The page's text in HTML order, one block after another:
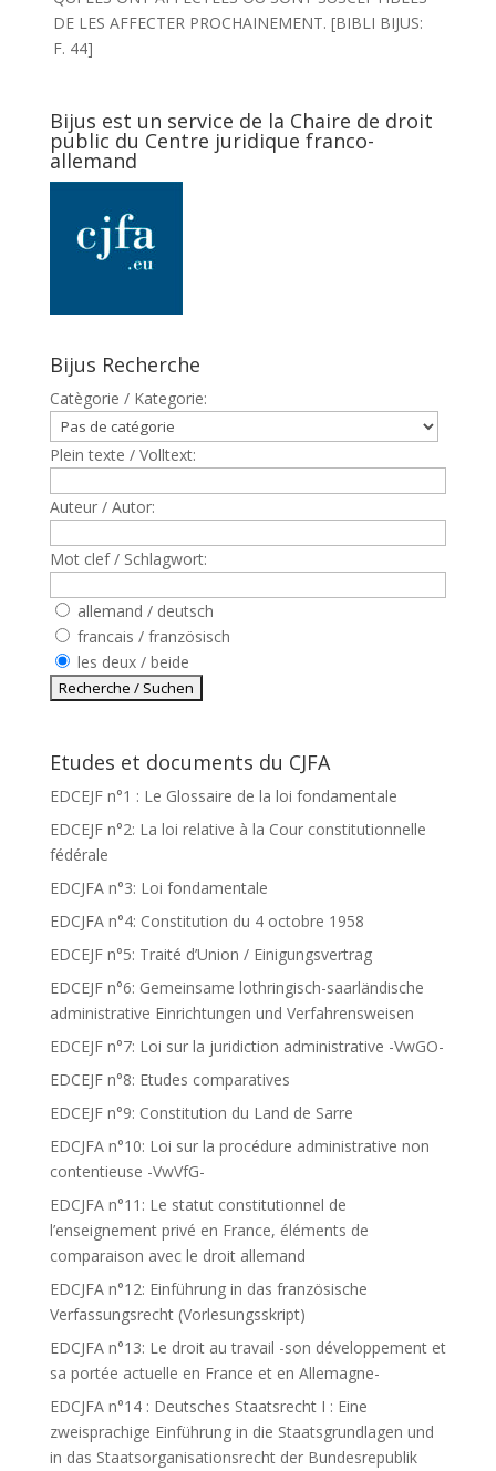
DE LES AFFECTER PROCHAINEMENT. [BIBLI BIJUS:
F. 44]
Bijus est un service de la Chaire de droit
public du Centre juridique franco-
allemand
Bijus Recherche
Catègorie / Kategorie:
Plein texte / Volltext:
Auteur / Autor:
Mot clef / Schlagwort:
allemand / deutsch
francais / französisch
les deux / beide
Etudes et documents du CJFA
EDCEJF n°1 : Le Glossaire de la loi fondamentale
EDCEJF n°2: La loi relative à la Cour constitutionnelle
fédérale
EDCJFA n°3: Loi fondamentale
EDCJFA n°4: Constitution du 4 octobre 1958
EDCEJF n°5: Traité d’Union / Einigungsvertrag
EDCEJF n°6: Gemeinsame lothringisch-saarländische
administrative Einrichtungen und Verfahrensweisen
EDCEJF n°7: Loi sur la juridiction administrative -VwGO-
EDCEJF n°8: Etudes comparatives
EDCEJF n°9: Constitution du Land de Sarre
EDCJFA n°10: Loi sur la procédure administrative non
contentieuse -VwVfG-
EDCJFA n°11: Le statut constitutionnel de
l’enseignement privé en France, éléments de
comparaison avec le droit allemand
EDCJFA n°12: Einführung in das französische
Verfassungsrecht (Vorlesungsskript)
EDCJFA n°13: Le droit au travail -son développement et
sa portée actuelle en France et en Allemagne-
EDCJFA n°14 : Deutsches Staatsrecht I : Eine
zweisprachige Einführung in die Staatsgrundlagen und
in das Staatsorganisationsrecht der Bundesrepublik